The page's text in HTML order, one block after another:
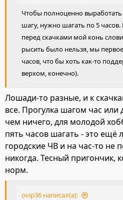
Чтобы полноценно
шагу, нужно шагать по 5 часов.
перед скачками мой конь
рысить было нельзя, мы
часов, что бы хоть как-то
верхом, конечно).
Лошади-то разные, и к
все. Прогулка шагом час или
чем ничего, для молодой
пять часов шагать - это ещё
городские ЧВ и на час-то не
никогда. Тесный пригончик,
норм.
ovip36 написал(а):